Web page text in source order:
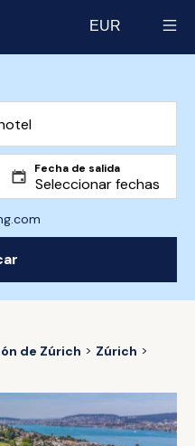
EUR
Fecha de salida
de Zúrich
Zúrich